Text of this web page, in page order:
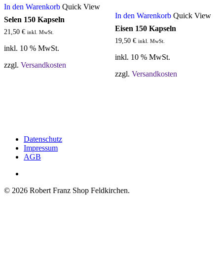
In den Warenkorb Quick View
Selen 150 Kapseln
21,50 € inkl. MwSt.
inkl. 10 % MwSt.
zzgl. Versandkosten
In den Warenkorb Quick View
Eisen 150 Kapseln
19,50 € inkl. MwSt.
inkl. 10 % MwSt.
zzgl. Versandkosten
Datenschutz
Impressum
AGB
© 2026 Robert Franz Shop Feldkirchen.